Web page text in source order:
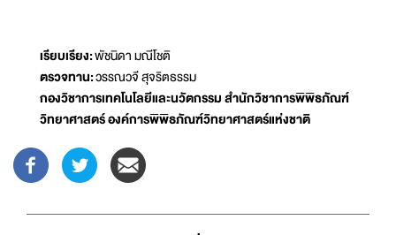
เรียบเรียง:พัชนิดา มณีโชติ
ตรวจทาน:วรรณวจี สุจริตธรรม
กองวิชาการเทคโนโลยีและนวัตกรรม สำนักวิชาการพิพิธภัณฑ์
วิทยาศาสตร์ องค์การพิพิธภัณฑ์วิทยาศาสตร์แห่งชาติ